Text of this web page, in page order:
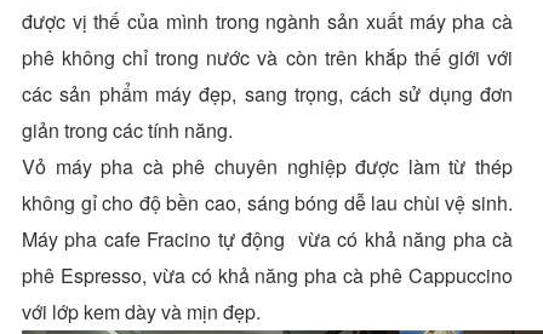
được vị thế của mình trong ngành sản xuất máy pha cà
phê không chỉ trong nước và còn trên khắp thế giới với
các sản phẩm máy đẹp, sang trọng, cách sử dụng đơn
giản trong các tính năng.
Vỏ máy pha cà phê chuyên nghiệp được làm từ thép
không gỉ cho độ bền cao, sáng bóng dễ lau chùi vệ sinh.
Máy pha cafe Fracino tự động vừa có khả năng pha cà
phê Espresso, vừa có khả năng pha cà phê Cappuccino
với lớp kem dày và mịn đẹp.